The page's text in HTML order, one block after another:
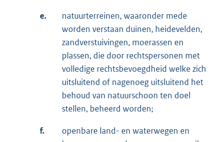
e.
natuurterreinen, waaronder mede
worden verstaan duinen, heidevelden,
zandverstuivingen, moerassen en
plassen, die door rechtspersonen met
volledige rechtsbevoegdheid welke zich
uitsluitend of nagenoeg uitsluitend het
behoud van natuurschoon ten doel
stellen, beheerd worden;
f.
openbare land- en waterwegen en